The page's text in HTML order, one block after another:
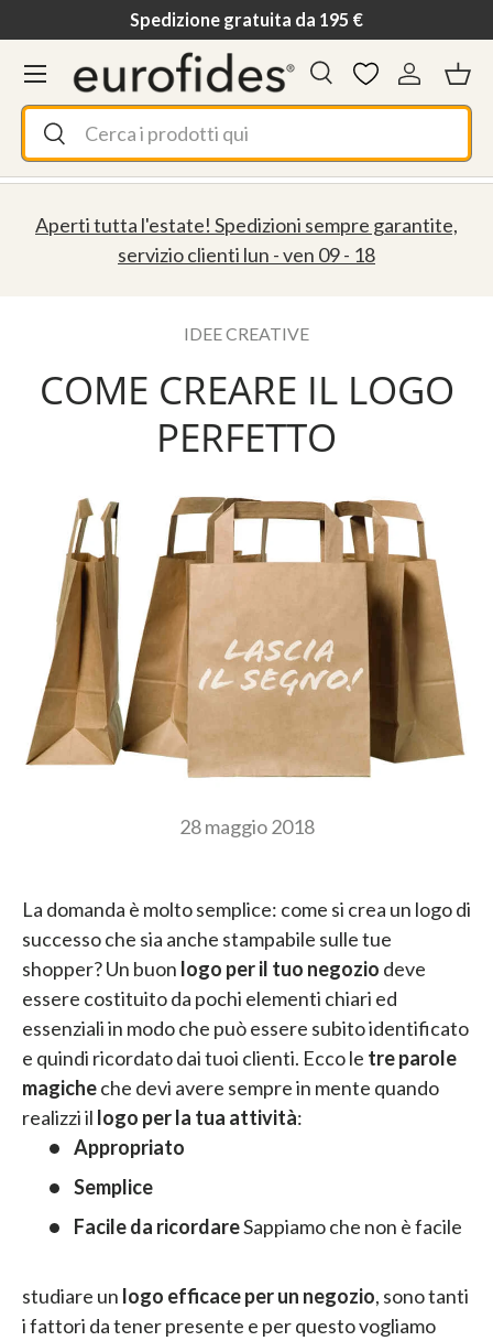
Passa ai contenuti
Spedizione gratuita da 195 €
Cerca
Cerca
Cerca Accedi
Menu
Aperti tutta l'estate! Spedizioni sempre garantite,
servizio clienti lun - ven 09 - 18
IDEE CREATIVE
COME CREARE IL LOGO
PERFETTO
28 maggio 2018
La domanda è molto semplice: come si crea un logo di
successo che sia anche stampabile sulle tue
shopper? Un buon logo per il tuo negozio deve
essere costituito da pochi elementi chiari ed
essenziali in modo che può essere subito identificato
e quindi ricordato dai tuoi clienti. Ecco le tre parole
magicheche devi avere sempre in mente quando
realizzi il logo per la tua attività:
Appropriato
Semplice
Facile da ricordareSappiamo che non è facile
studiare un logo efficace per un negozio, sono tanti
i fattori da tener presente e per questo vogliamo